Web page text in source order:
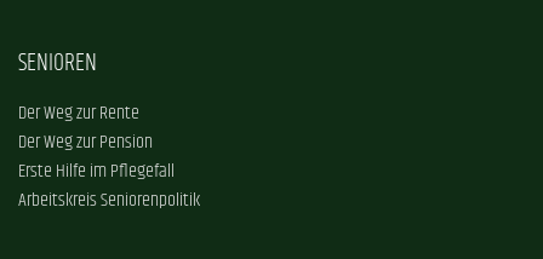
SENIOREN
Der Weg zur Rente
Der Weg zur Pension
Erste Hilfe im Pflegefall
Arbeitskreis Seniorenpolitik